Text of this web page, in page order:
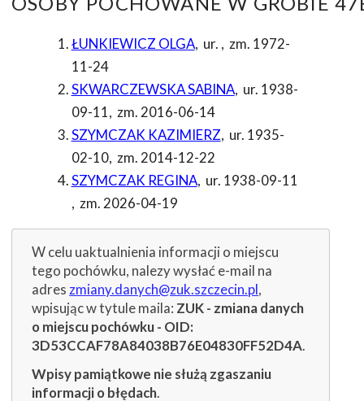
ŁUNKIEWICZ OLGA, ur. , zm. 1972-
11-24
SKWARCZEWSKA SABINA, ur. 1938-
09-11, zm. 2016-06-14
SZYMCZAK KAZIMIERZ, ur. 1935-
02-10, zm. 2014-12-22
SZYMCZAK REGINA, ur. 1938-09-11
, zm. 2026-04-19
W celu uaktualnienia informacji o miejscu
tego pochówku, nalezy wysłać e-mail na
adres zmiany.danych@zuk.szczecin.pl,
wpisując w tytule maila: ZUK - zmiana danych
o miejscu pochówku - OID:
3D53CCAF78A84038B76E04830FF52D4A.
Wpisy pamiątkowe nie służą zgaszaniu
informacji o błędach.